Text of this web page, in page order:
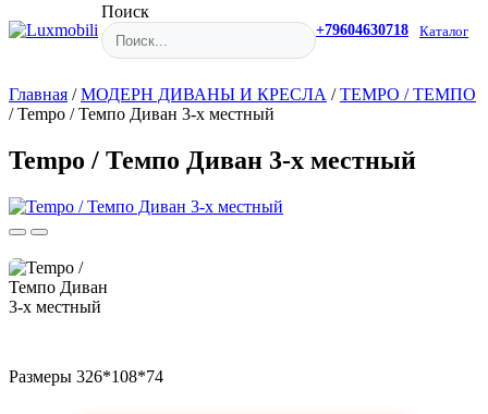
Поиск
+79604630718 Каталог
Главная /МОДЕРН ДИВАНЫ И КРЕСЛА /TEMPO / ТЕМПО
/Tempo / Темпо Диван 3-х местный
Tempo / Темпо Диван 3-х местный
Размеры 326*108*74